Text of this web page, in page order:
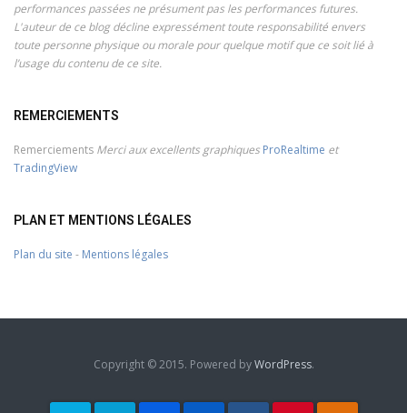
performances passées ne présument pas les performances futures.
L'auteur de ce blog décline expressément toute responsabilité envers
toute personne physique ou morale pour quelque motif que ce soit lié à
l’usage du contenu de ce site.
REMERCIEMENTS
Remerciements Merci aux excellents graphiques ProRealtime et
TradingView
PLAN ET MENTIONS LÉGALES
Plan du site - Mentions légales
Copyright © 2015. Powered byWordPress.